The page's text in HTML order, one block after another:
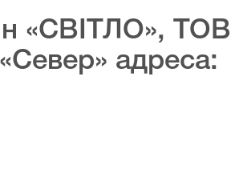
«СВІТЛО», ТОВ
адреса: